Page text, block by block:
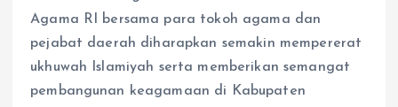
Agama RI bersama para tokoh agama dan
pejabat daerah diharapkan semakin mempererat
ukhuwah Islamiyah serta memberikan semangat
pembangunan keagamaan di Kabupaten